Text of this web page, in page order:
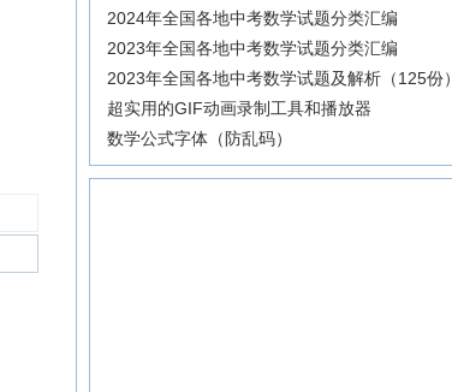
2024年全国各地中考数学试题分类汇编
2023年全国各地中考数学试题分类汇编
2023年全国各地中考数学试题及解析（125份）
超实用的GIF动画录制工具和播放器
数学公式字体（防乱码）